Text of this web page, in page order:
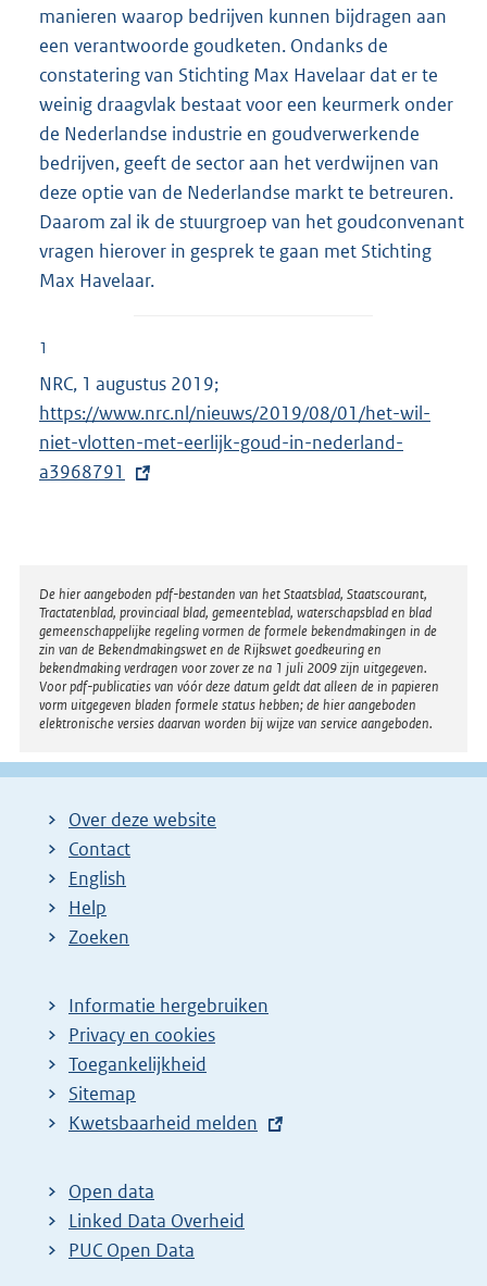
manieren waarop bedrijven kunnen bijdragen aan
een verantwoorde goudketen. Ondanks de
constatering van Stichting Max Havelaar dat er te
weinig draagvlak bestaat voor een keurmerk onder
de Nederlandse industrie en goudverwerkende
bedrijven, geeft de sector aan het verdwijnen van
deze optie van de Nederlandse markt te betreuren.
Daarom zal ik de stuurgroep van het goudconvenant
vragen hierover in gesprek te gaan met Stichting
Max Havelaar.
1
NRC, 1 augustus 2019;
x
t
l
i
n
k
:
https://www.nrc.nl/nieuws/2019/08/01/het-wil-
niet-vlotten-met-eerlijk-goud-in-nederland-
a3968791
Disclaimer
De hier aangeboden pdf-bestanden van het Staatsblad, Staatscourant,
Tractatenblad, provinciaal blad, gemeenteblad, waterschapsblad en blad
gemeenschappelijke regeling vormen de formele bekendmakingen in de
zin van de Bekendmakingswet en de Rijkswet goedkeuring en
bekendmaking verdragen voor zover ze na 1 juli 2009 zijn uitgegeven.
Voor pdf-publicaties van vóór deze datum geldt dat alleen de in papieren
vorm uitgegeven bladen formele status hebben; de hier aangeboden
elektronische versies daarvan worden bij wijze van service aangeboden.
Over deze website
Contact
English
Help
Zoeken
Informatie hergebruiken
Privacy en cookies
Toegankelijkheid
Sitemap
E
t
e
r
Kwetsbaarheid melden
Open data
Linked Data Overheid
PUC Open Data